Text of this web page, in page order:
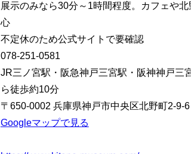
展示のみなら30分～1時間程度。カフェや
心
不定休のため公式サイトで要確認
078-251-0581
JR三ノ宮駅・阪急神戸三宮駅・阪神神戸三
ら徒歩約10分
〒650-0002 兵庫県神戸市中央区北野町2-9-6
Googleマップで見る